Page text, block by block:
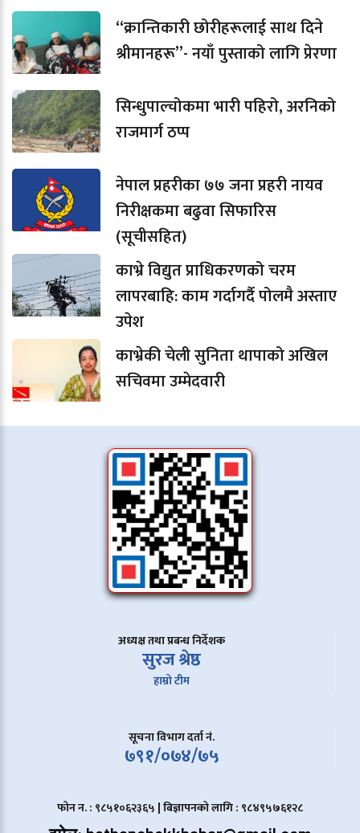
“क्रान्तिकारी छोरीहरूलाई साथ दिने
श्रीमानहरू”- नयाँ पुस्ताको लागि प्रेरणा
सिन्धुपाल्चोकमा भारी पहिरो, अरनिको
राजमार्ग ठप्प
नेपाल प्रहरीका ७७ जना प्रहरी नायव
निरीक्षकमा बढुवा सिफारिस
(सूचीसहित)
काभ्रे विद्युत प्राधिकरणको चरम
लापरबाहि: काम गर्दागर्दै पोलमै अस्ताए
उपेश
काभ्रेकी चेली सुनिता थापाको अखिल
सचिवमा उम्मेदवारी
अध्यक्ष तथा प्रबन्ध निर्देशक
सुरज श्रेष्ठ
हाम्रो टीम
सूचना विभाग दर्ता नं.
७९१/०७४/७५
फोन न. : ९८५१०६२३६५ | बिज्ञापनको लागि : ९८४९५७६१२८